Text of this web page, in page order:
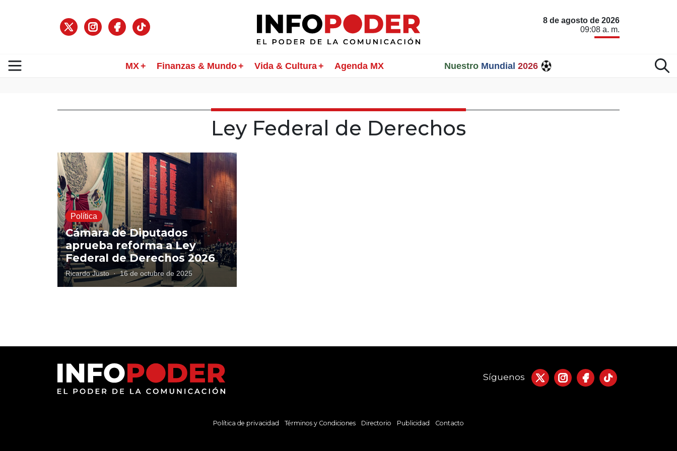
8 de agosto de 2026
09:08 a. m.
MX Finanzas & Mundo Vida & Cultura Agenda MX Nuestro Mundial 2026
Ley Federal de Derechos
Política
Cámara de Diputados
aprueba reforma a Ley
Federal de Derechos 2026
Ricardo Justo· 16 de octubre de 2025
Síguenos
Política de privacidad Términos y Condiciones Directorio Publicidad Contacto